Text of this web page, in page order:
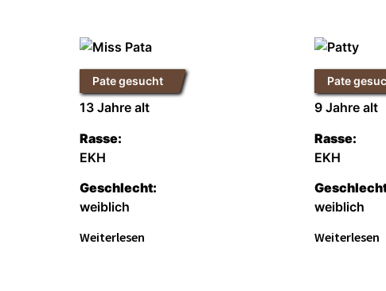
Pate gesucht
Miss Pata
13 Jahre alt
Rasse:
EKH
Geschlecht:
weiblich
Weiterlesen
Pate
Patty
9 Jahre alt
Rasse:
EKH
weiblich
Weiterlesen